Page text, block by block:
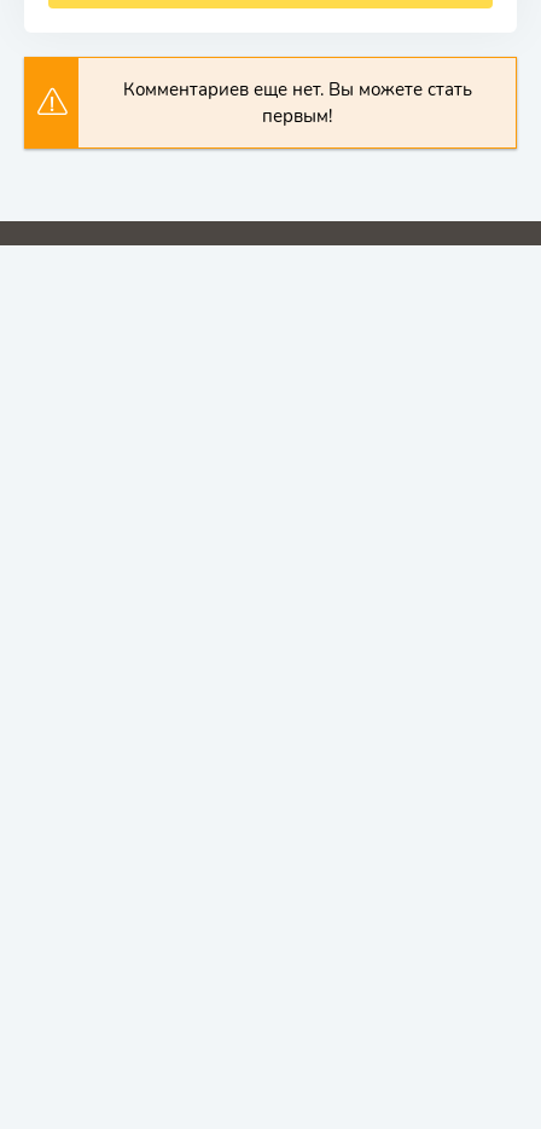
Комментариев еще нет. Вы можете стать
первым!